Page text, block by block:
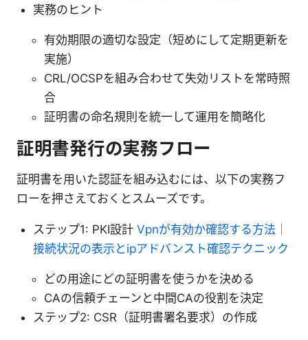
実務のヒント
有効期限の適切な設定（短めにして定期更新を
実施）
CRL/OCSPを組み合わせて失効リストを常時照
合
証明書の命名規則を統一して運用を簡略化
証明書発行の実務フロー
証明書を用いた認証を組み込むには、以下の実務フ
ローを押さえておくとスムーズです。
ステップ1: PKI設計 Vpnが有効か確認する方法｜
接続状況の表示とipアドバンスト確認テクニック
どの用途にどの証明書を使うかを決める
CAの信頼チェーンと中間CAの役割を決定
ステップ2: CSR（証明書署名要求）の作成